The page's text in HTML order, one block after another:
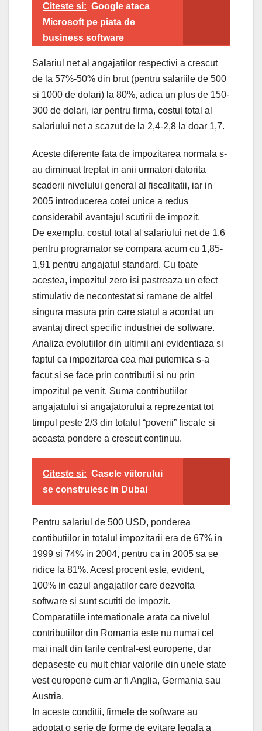
Citeste si: Google ataca
Microsoft pe piata de
business software
Salariul net al angajatilor respectivi a crescut
de la 57%-50% din brut (pentru salariile de 500
si 1000 de dolari) la 80%, adica un plus de 150-
300 de dolari, iar pentru firma, costul total al
salariului net a scazut de la 2,4-2,8 la doar 1,7.
Aceste diferente fata de impozitarea normala s-
au diminuat treptat in anii urmatori datorita
scaderii nivelului general al fiscalitatii, iar in
2005 introducerea cotei unice a redus
considerabil avantajul scutirii de impozit.
De exemplu, costul total al salariului net de 1,6
pentru programator se compara acum cu 1,85-
1,91 pentru angajatul standard. Cu toate
acestea, impozitul zero isi pastreaza un efect
stimulativ de necontestat si ramane de altfel
singura masura prin care statul a acordat un
avantaj direct specific industriei de software.
Analiza evolutiilor din ultimii ani evidentiaza si
faptul ca impozitarea cea mai puternica s-a
facut si se face prin contributii si nu prin
impozitul pe venit. Suma contributiilor
angajatului si angajatorului a reprezentat tot
timpul peste 2/3 din totalul “poverii” fiscale si
aceasta pondere a crescut continuu.
Citeste si: Casele viitorului
se construiesc in Dubai
Pentru salariul de 500 USD, ponderea
contibutiilor in totalul impozitarii era de 67% in
1999 si 74% in 2004, pentru ca in 2005 sa se
ridice la 81%. Acest procent este, evident,
100% in cazul angajatilor care dezvolta
software si sunt scutiti de impozit.
Comparatiile internationale arata ca nivelul
contributiilor din Romania este nu numai cel
mai inalt din tarile central-est europene, dar
depaseste cu mult chiar valorile din unele state
vest europene cum ar fi Anglia, Germania sau
Austria.
In aceste conditii, firmele de software au
adoptat o serie de forme de evitare legala a